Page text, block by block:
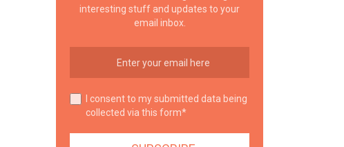
interesting stuff and updates to your
email inbox.
I consent to my submitted data being
collected via this form*